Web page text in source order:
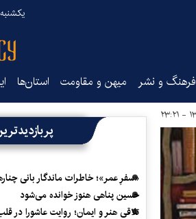
یکشنبه ۱۸ مرداد
فرهنگ و نشر میهن و مقاومت استان‌ها
«سفرِ عمر»؛ خاطرات ماندگار بانی
حسین پناهی هنوز خوانده می‌شود
تلاقی هنر و ایمان؛ روایت عاشورا در